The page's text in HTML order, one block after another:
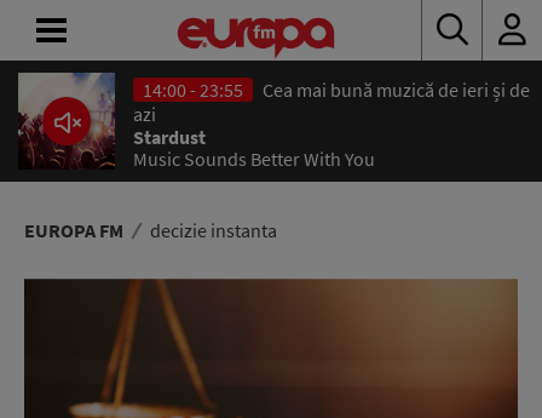
14:00 - 23:55
Cea mai bună muzică de ieri și de
azi
Stardust
Music Sounds Better With You
EUROPA FM decizie instanta
ACASĂ
ȘTIRI
RADIO
CONCURSURI
PODCAST
ASCULTĂ